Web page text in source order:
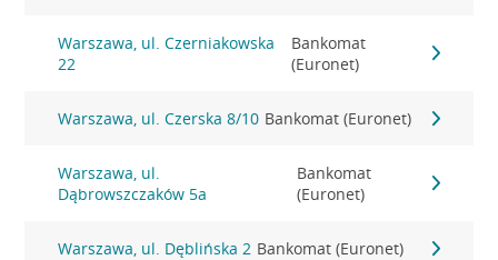
Warszawa, ul. Czerniakowska
22
Bankomat
(Euronet)
Warszawa, ul. Czerska 8/10 Bankomat (Euronet)
Warszawa, ul.
Dąbrowszczaków 5a
Bankomat
(Euronet)
Warszawa, ul. Dęblińska 2 Bankomat (Euronet)